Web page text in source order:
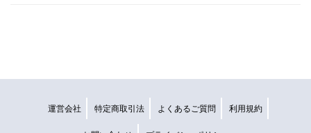
運営会社 特定商取引法 よくあるご質問 利用規約